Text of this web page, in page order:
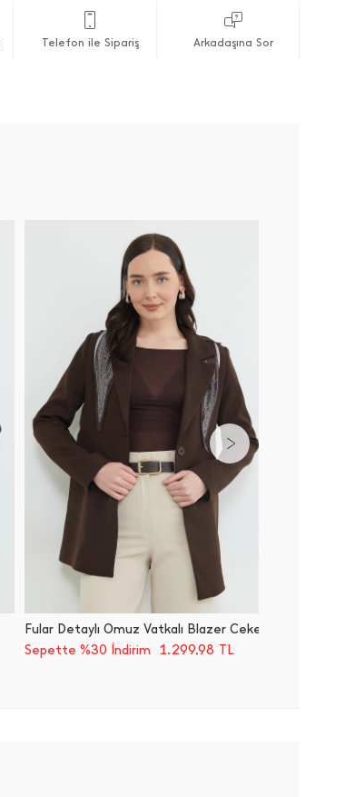
Telefon ile Sipariş Arkadaşına Sor
Fular Detaylı Omuz Vatkalı Blazer Ceket
Sepette %30 İndirim
1.299,98 TL